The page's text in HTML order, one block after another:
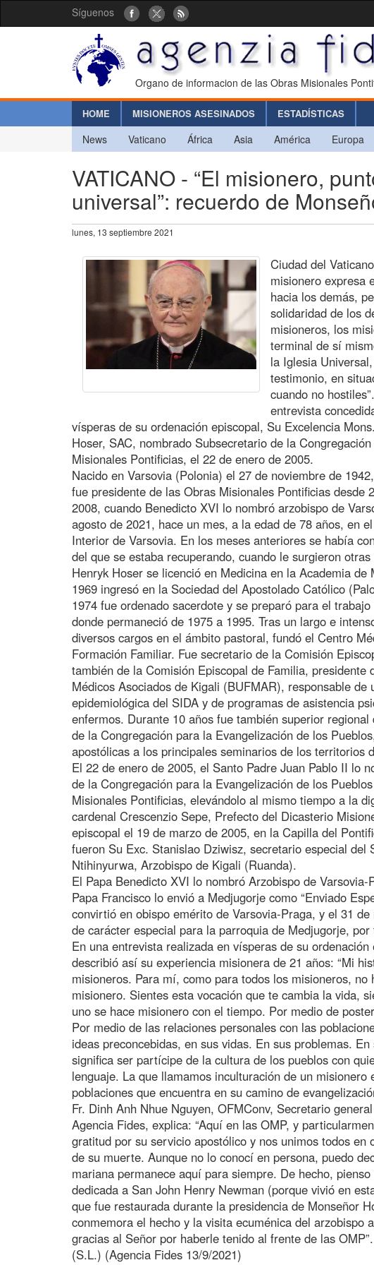
Síguenos
Organo de informacion de las Obras Misionales
HOME MISIONEROS ASESINADOS ESTADÍSTICAS
News Vaticano África Asia América Europa
VATICANO - “El misionero,
universal”: recuerdo de
lunes, 13 septiembre 2021
Ciudad del
misionero expresa
hacia los demás,
solidaridad de los
misioneros, los
terminal de sí
la Iglesia
testimonio, en
cuando no
entrevista
vísperas de su ordenación episcopal, Su Excelencia
Hoser, SAC, nombrado Subsecretario de la
Misionales Pontificias, el 22 de enero de 2005.
Nacido en Varsovia (Polonia) el 27 de noviembre de
fue presidente de las Obras Misionales Pontificias desde
2008, cuando Benedicto XVI lo nombró arzobispo de
agosto de 2021, hace un mes, a la edad de 78 años, en
Interior de Varsovia. En los meses anteriores se había
del que se estaba recuperando, cuando le surgieron
Henryk Hoser se licenció en Medicina en la Academia de
1969 ingresó en la Sociedad del Apostolado Católico
1974 fue ordenado sacerdote y se preparó para el
donde permaneció de 1975 a 1995. Tras un largo e
diversos cargos en el ámbito pastoral, fundó el Centro
Formación Familiar. Fue secretario de la Comisión
también de la Comisión Episcopal de Familia, presidente
Médicos Asociados de Kigali (BUFMAR), responsable de
epidemiológica del SIDA y de programas de asistencia
enfermos. Durante 10 años fue también superior
de la Congregación para la Evangelización de los
apostólicas a los principales seminarios de los territorios
El 22 de enero de 2005, el Santo Padre Juan Pablo II lo
de la Congregación para la Evangelización de los
Misionales Pontificias, elevándolo al mismo tiempo a la
cardenal Crescenzio Sepe, Prefecto del Dicasterio
episcopal el 19 de marzo de 2005, en la Capilla del
fueron Su Exc. Stanislao Dziwisz, secretario especial
Ntihinyurwa, Arzobispo de Kigali (Ruanda).
El Papa Benedicto XVI lo nombró Arzobispo de
Papa Francisco lo envió a Medjugorje como “Enviado
convirtió en obispo emérito de Varsovia-Praga, y el 31
de carácter especial para la parroquia de Medjugorje,
En una entrevista realizada en vísperas de su
describió así su experiencia misionera de 21 años: “Mi
misioneros. Para mí, como para todos los misioneros,
misionero. Sientes esta vocación que te cambia la vida,
uno se hace misionero con el tiempo. Por medio de
Por medio de las relaciones personales con las
ideas preconcebidas, en sus vidas. En sus problemas.
significa ser partícipe de la cultura de los pueblos con
lenguaje. La que llamamos inculturación de un
poblaciones que encuentra en su camino de
Fr. Dinh Anh Nhue Nguyen, OFMConv, Secretario
Agencia Fides, explica: “Aquí en las OMP, y
gratitud por su servicio apostólico y nos unimos todos
de su muerte. Aunque no lo conocí en persona, puedo
mariana permanece aquí para siempre. De hecho,
dedicada a San John Henry Newman (porque vivió en
que fue restaurada durante la presidencia de Monseñor
conmemora el hecho y la visita ecuménica del
gracias al Señor por haberle tenido al frente de las OMP”.
(S.L.) (Agencia Fides 13/9/2021)